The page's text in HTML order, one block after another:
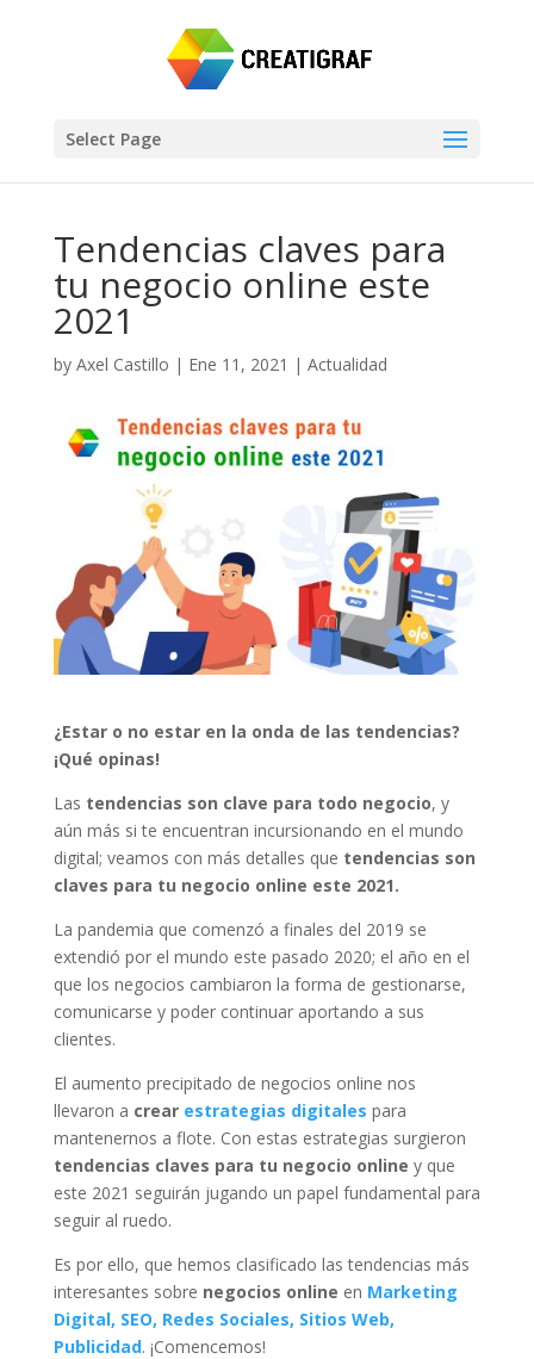
Select Page
Tendencias claves para
tu negocio online este
2021
by Axel Castillo | Ene 11, 2021 | Actualidad
¿Estar o no estar en la onda de las tendencias?
¡Qué opinas!
Las tendencias son clave para todo negocio, y
aún más si te encuentran incursionando en el mundo
digital; veamos con más detalles que tendencias son
claves para tu negocio online este 2021.
La pandemia que comenzó a finales del 2019 se
extendió por el mundo este pasado 2020; el año en el
que los negocios cambiaron la forma de gestionarse,
comunicarse y poder continuar aportando a sus
clientes.
El aumento precipitado de negocios online nos
llevaron a crear estrategias digitales para
mantenernos a flote. Con estas estrategias surgieron
tendencias claves para tu negocio online y que
este 2021 seguirán jugando un papel fundamental para
seguir al ruedo.
Es por ello, que hemos clasificado las tendencias más
interesantes sobre negocios online en Marketing
Digital, SEO, Redes Sociales, Sitios Web,
Publicidad. ¡Comencemos!